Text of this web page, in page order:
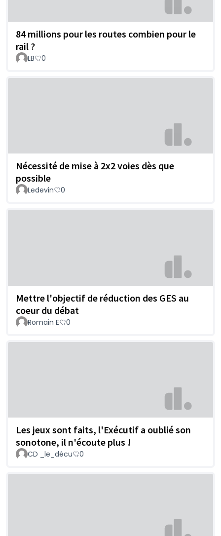
84 millions pour les routes combien pour le
rail ?
LB 0
Nécessité de mise à 2x2 voies dès que
possible
Ledevin 0
Mettre l'objectif de réduction des GES au
coeur du débat
Romain E 0
Les jeux sont faits, l'Exécutif a oublié son
sonotone, il n'écoute plus !
CD _le_décu 0